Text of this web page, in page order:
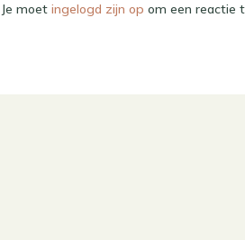
Je moetingelogd zijn op om een reactie